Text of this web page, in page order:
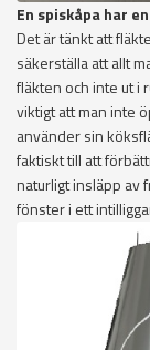
En spiskåpa har
Det är tänkt att
säkerställa att allt
fläkten och inte ut i
viktigt att man inte
använder sin
faktiskt till att
naturligt insläpp av
fönster i ett